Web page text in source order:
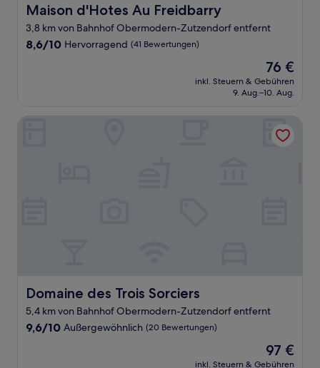
Maison d'Hotes Au Freidbarry
Maison d'Hotes Au Freidbarry
3,8 km von Bahnhof Obermodern-Zutzendorf entfernt
8.6
8,6/10 Hervorragend (41 Bewertungen)
Der
Preis
beträgt
76 €
inkl. Steuern & Gebühren
9. Aug.–10. Aug.
Domaine des Trois Sorciers
Domaine des Trois Sorciers
5,4 km von Bahnhof Obermodern-Zutzendorf entfernt
9.6
9,6/10 Außergewöhnlich (20 Bewertungen)
Der
Preis
97 €
inkl. Steuern & Gebühren